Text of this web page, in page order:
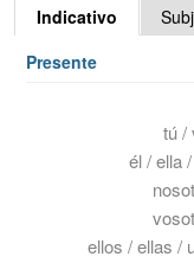
Indicativo
Presente
tú /
él / ella
ellos / ellas /